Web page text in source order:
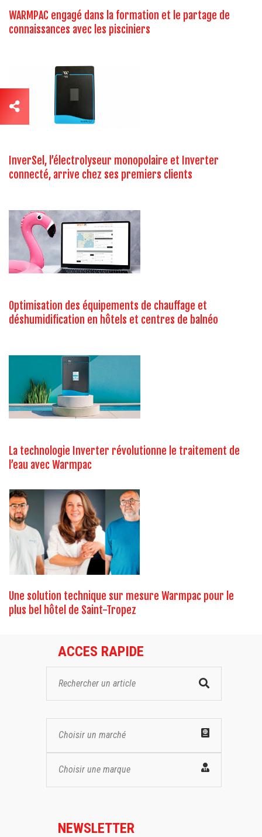
WARMPAC engagé dans la formation et le partage de
connaissances avec les pisciniers
InverSel, l’électrolyseur monopolaire et Inverter
connecté, arrive chez ses premiers clients
Optimisation des équipements de chauffage et
déshumidification en hôtels et centres de balnéo
La technologie Inverter révolutionne le traitement de
l’eau avec Warmpac
Une solution technique sur mesure Warmpac pour le
plus bel hôtel de Saint-Tropez
ACCES RAPIDE
Choisir un marché
Choisir une marque
NEWSLETTER